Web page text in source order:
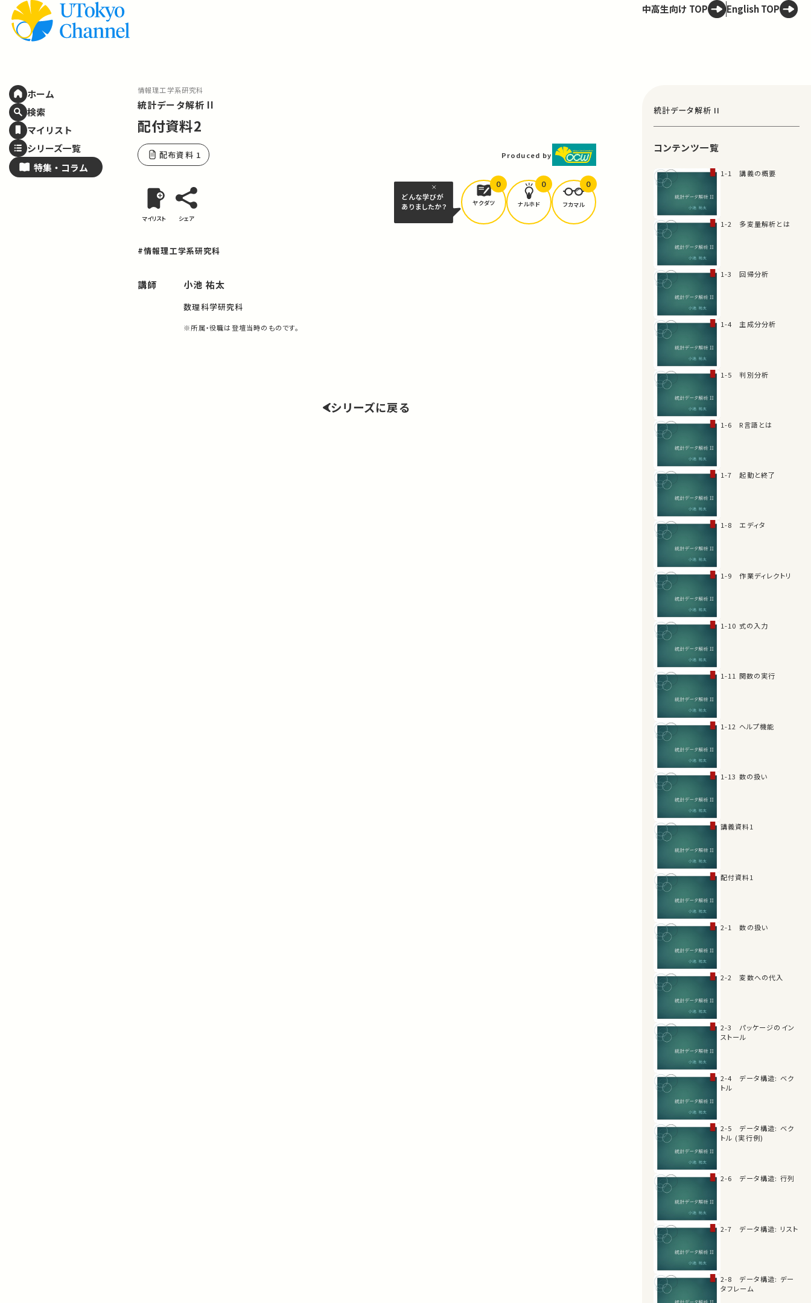
ホーム
検索
マイリスト
シリーズ一覧
特集・ コラム
中高生向け TOP English TOP
情報理工学系研究科
統計データ解析 II
配付資料2
配布資料 1 Produced by
マイリスト シェア
どんな学びが
ありましたか？
ヤクダツ
0
ナルホド
0
フカマル
0
#情報理工学系研究科
講師 小池 祐太
数理科学研究科
※所属・役職は登壇当時のものです。
シリーズに戻る
統計データ解析 II
コンテンツ一覧
1-1 講義の概要
1-2 多変量解析とは
1-3 回帰分析
1-4 主成分分析
1-5 判別分析
1-6 R言語とは
1-7 起動と終了
1-8 エディタ
1-9 作業ディレクトリ
1-10 式の入力
1-11 関数の実行
1-12 ヘルプ機能
1-13 数の扱い
講義資料1
配付資料1
2-1 数の扱い
2-2 変数への代入
2-3 パッケージのイン
ストール
2-4 データ構造: ベク
トル
2-5 データ構造: ベク
トル (実行例)
2-6 データ構造: 行列
2-7 データ構造: リスト
2-8 データ構造: デー
タフレーム